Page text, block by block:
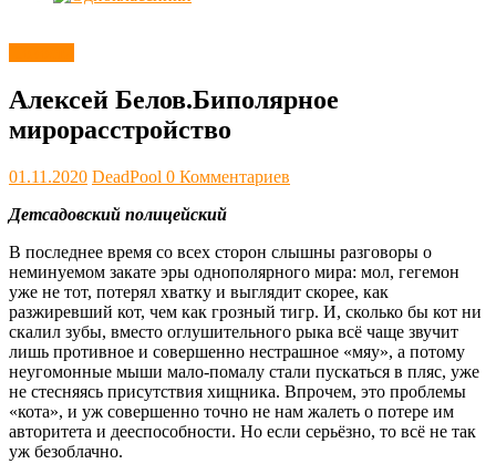
Алексей Белов.Биполярное
мирорасстройство
01.11.2020 DeadPool 0 Комментариев
Детсадовский полицейский
В последнее время со всех сторон слышны разговоры о
неминуемом закате эры однополярного мира: мол, гегемон
уже не тот, потерял хватку и выглядит скорее, как
разжиревший кот, чем как грозный тигр. И, сколько бы кот ни
скалил зубы, вместо оглушительного рыка всё чаще звучит
лишь противное и совершенно нестрашное «мяу», а потому
неугомонные мыши мало-помалу стали пускаться в пляс, уже
не стесняясь присутствия хищника. Впрочем, это проблемы
«кота», и уж совершенно точно не нам жалеть о потере им
авторитета и дееспособности. Но если серьёзно, то всё не так
уж безоблачно.